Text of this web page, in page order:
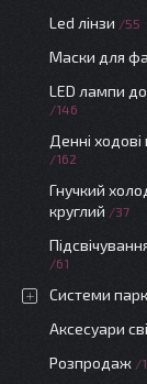
Led лінзи 55
Маски для
LED лампи
146
Денні ходові
162
Гнучкий
круглий
37
61
Системи
Аксесуари
Розпродаж 1